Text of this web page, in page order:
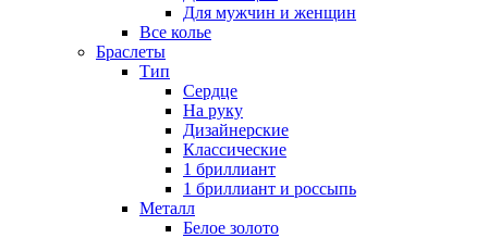
Для мужчин и женщин
Все колье
Браслеты
Тип
Сердце
На руку
Дизайнерские
Классические
1 бриллиант
1 бриллиант и россыпь
Металл
Белое золото